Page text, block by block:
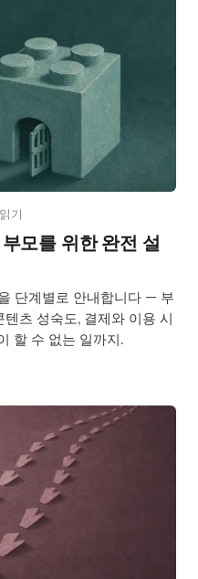
기
모를 위한 완전 설
단계별로 안내합니다 — 부
츠 성숙도, 결제와 이용 시
할 수 없는 일까지.